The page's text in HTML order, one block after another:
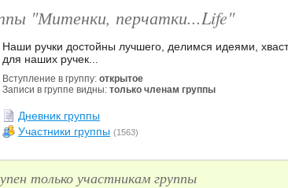
"Митенки, перчатки...Life"
Наши ручки достойны лучшего, делимся идеями,
для наших ручек...
Вступление в группу: открытое
Записи в группе видны: только членам группы
Дневник группы
Участники группы (1563)
только участникам группы